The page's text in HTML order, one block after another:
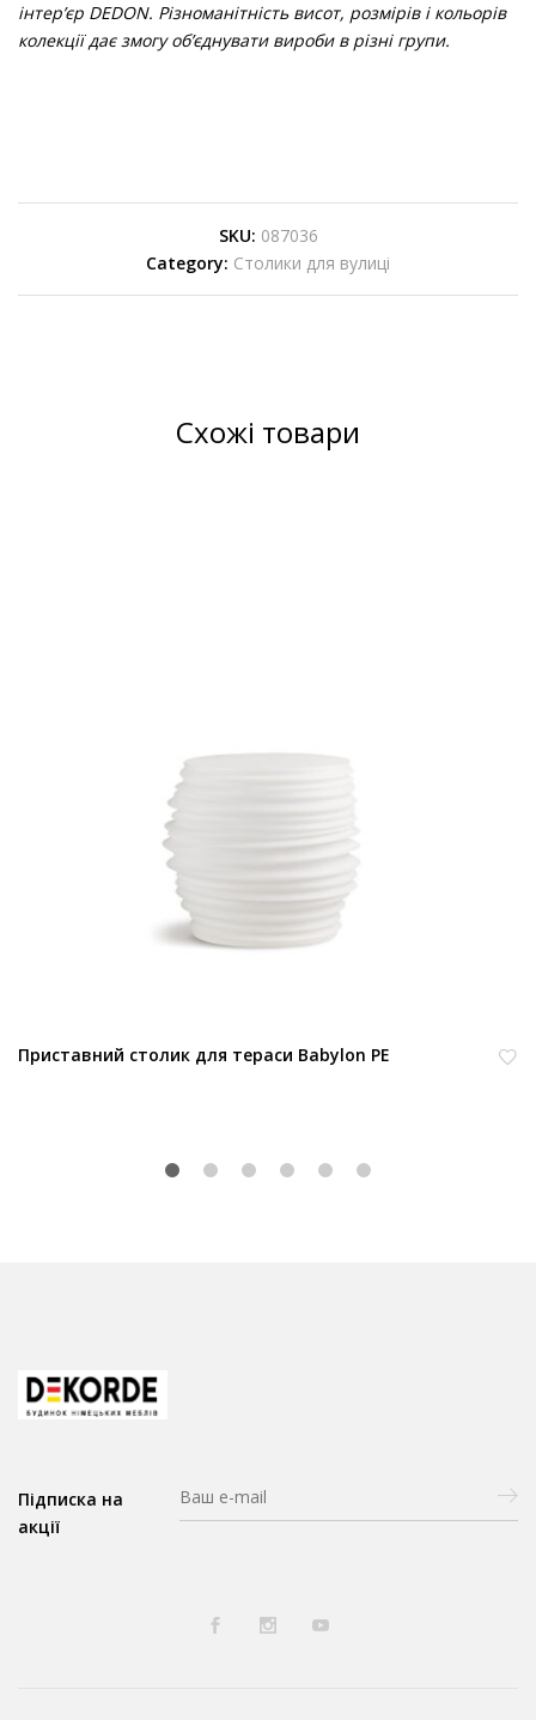
інтер’єр DEDON. Різноманітність висот, розмірів і кольорів
колекції дає змогу об’єднувати вироби в різні групи.
SKU: 087036
Category: Cтолики для вулиці
Схожі товари
Приставний столик для тераси Babylon PE
Підписка на
акції